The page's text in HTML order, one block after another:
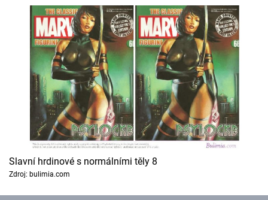
Slavní hrdinové s normálními těly 8
Zdroj: bulimia.com